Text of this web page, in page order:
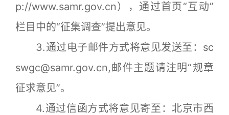
p://www.samr.gov.cn），通过首页“互动”
栏目中的“征集调查”提出意见。
3.通过电子邮件方式将意见发送至：sc
swgc@samr.gov.cn,邮件主题请注明“规章
征求意见”。
4.通过信函方式将意见寄至：北京市西